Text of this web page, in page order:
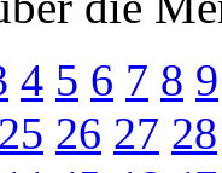
4 5 6 7 8 9
25 26 27 28